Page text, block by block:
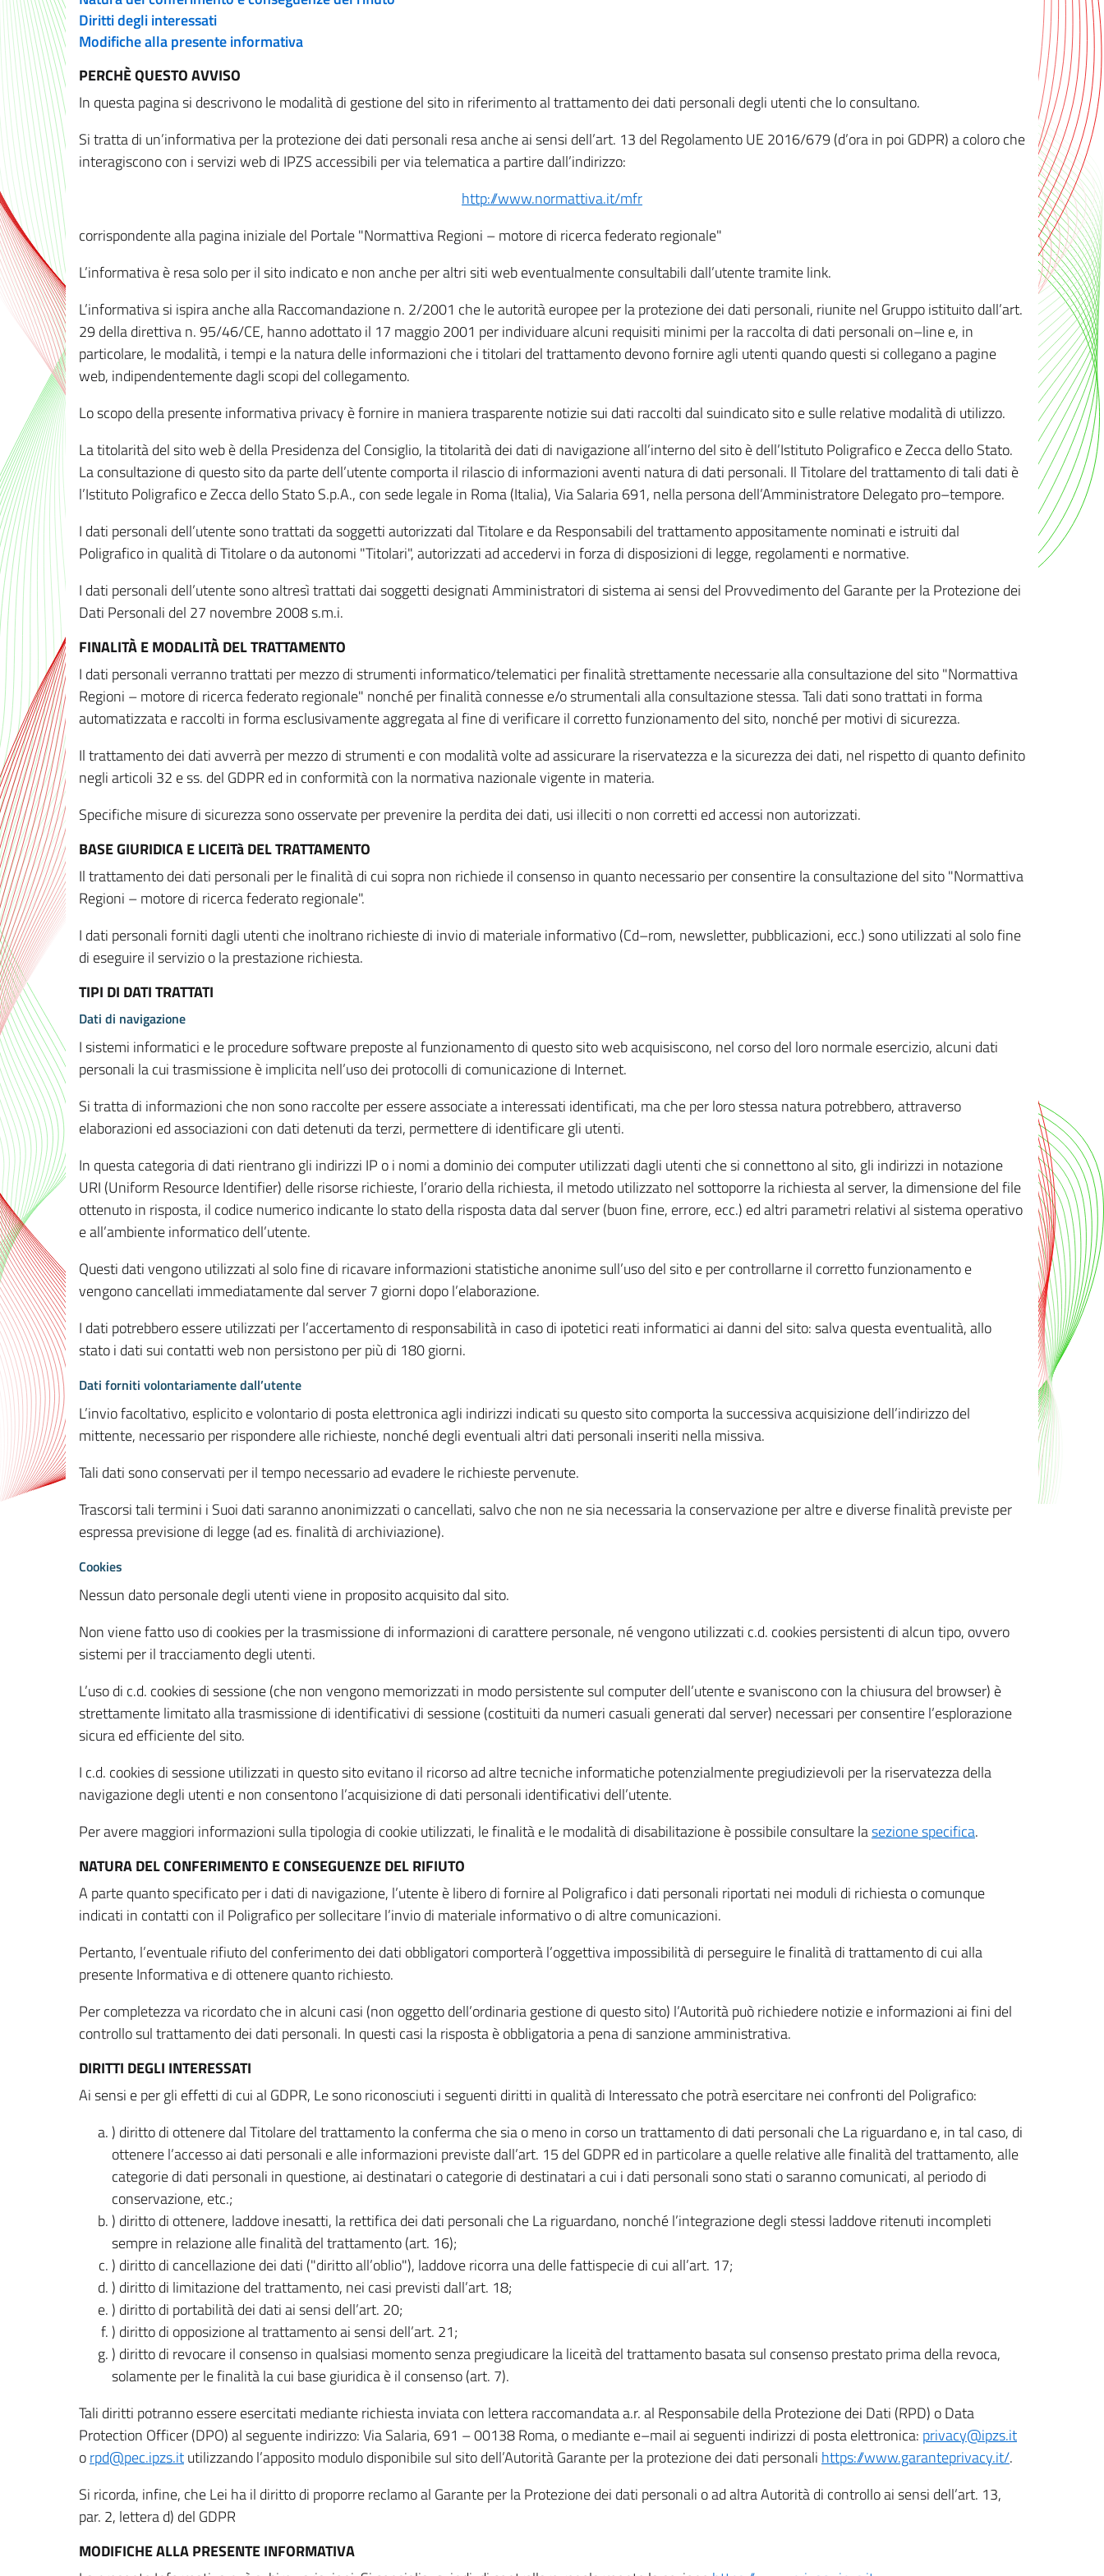
Diritti degli interessati
Modifiche alla presente informativa
PERCHÈ QUESTO AVVISO
In questa pagina si descrivono le modalità di gestione del sito in riferimento al trattamento dei dati personali degli utenti che lo consultano.
Si tratta di un’informativa per la protezione dei dati personali resa anche ai sensi dell’art. 13 del Regolamento UE 2016/679 (d’ora in poi GDPR) a coloro che
interagiscono con i servizi web di IPZS accessibili per via telematica a partire dall’indirizzo:
http://www.normattiva.it/mfr
corrispondente alla pagina iniziale del Portale "Normattiva Regioni – motore di ricerca federato regionale"
L’informativa è resa solo per il sito indicato e non anche per altri siti web eventualmente consultabili dall’utente tramite link.
L’informativa si ispira anche alla Raccomandazione n. 2/2001 che le autorità europee per la protezione dei dati personali, riunite nel Gruppo istituito dall’art.
29 della direttiva n. 95/46/CE, hanno adottato il 17 maggio 2001 per individuare alcuni requisiti minimi per la raccolta di dati personali on–line e, in
particolare, le modalità, i tempi e la natura delle informazioni che i titolari del trattamento devono fornire agli utenti quando questi si collegano a pagine
web, indipendentemente dagli scopi del collegamento.
Lo scopo della presente informativa privacy è fornire in maniera trasparente notizie sui dati raccolti dal suindicato sito e sulle relative modalità di utilizzo.
La titolarità del sito web è della Presidenza del Consiglio, la titolarità dei dati di navigazione all’interno del sito è dell’Istituto Poligrafico e Zecca dello Stato.
La consultazione di questo sito da parte dell’utente comporta il rilascio di informazioni aventi natura di dati personali. Il Titolare del trattamento di tali dati è
l’Istituto Poligrafico e Zecca dello Stato S.p.A., con sede legale in Roma (Italia), Via Salaria 691, nella persona dell’Amministratore Delegato pro–tempore.
I dati personali dell’utente sono trattati da soggetti autorizzati dal Titolare e da Responsabili del trattamento appositamente nominati e istruiti dal
Poligrafico in qualità di Titolare o da autonomi "Titolari", autorizzati ad accedervi in forza di disposizioni di legge, regolamenti e normative.
I dati personali dell’utente sono altresì trattati dai soggetti designati Amministratori di sistema ai sensi del Provvedimento del Garante per la Protezione dei
Dati Personali del 27 novembre 2008 s.m.i.
FINALITÀ E MODALITÀ DEL TRATTAMENTO
I dati personali verranno trattati per mezzo di strumenti informatico/telematici per finalità strettamente necessarie alla consultazione del sito "Normattiva
Regioni – motore di ricerca federato regionale" nonché per finalità connesse e/o strumentali alla consultazione stessa. Tali dati sono trattati in forma
automatizzata e raccolti in forma esclusivamente aggregata al fine di verificare il corretto funzionamento del sito, nonché per motivi di sicurezza.
Il trattamento dei dati avverrà per mezzo di strumenti e con modalità volte ad assicurare la riservatezza e la sicurezza dei dati, nel rispetto di quanto definito
negli articoli 32 e ss. del GDPR ed in conformità con la normativa nazionale vigente in materia.
Specifiche misure di sicurezza sono osservate per prevenire la perdita dei dati, usi illeciti o non corretti ed accessi non autorizzati.
BASE GIURIDICA E LICEITà DEL TRATTAMENTO
Il trattamento dei dati personali per le finalità di cui sopra non richiede il consenso in quanto necessario per consentire la consultazione del sito "Normattiva
Regioni – motore di ricerca federato regionale".
I dati personali forniti dagli utenti che inoltrano richieste di invio di materiale informativo (Cd–rom, newsletter, pubblicazioni, ecc.) sono utilizzati al solo fine
di eseguire il servizio o la prestazione richiesta.
TIPI DI DATI TRATTATI
Dati di navigazione
I sistemi informatici e le procedure software preposte al funzionamento di questo sito web acquisiscono, nel corso del loro normale esercizio, alcuni dati
personali la cui trasmissione è implicita nell’uso dei protocolli di comunicazione di Internet.
Si tratta di informazioni che non sono raccolte per essere associate a interessati identificati, ma che per loro stessa natura potrebbero, attraverso
elaborazioni ed associazioni con dati detenuti da terzi, permettere di identificare gli utenti.
In questa categoria di dati rientrano gli indirizzi IP o i nomi a dominio dei computer utilizzati dagli utenti che si connettono al sito, gli indirizzi in notazione
URI (Uniform Resource Identifier) delle risorse richieste, l’orario della richiesta, il metodo utilizzato nel sottoporre la richiesta al server, la dimensione del file
ottenuto in risposta, il codice numerico indicante lo stato della risposta data dal server (buon fine, errore, ecc.) ed altri parametri relativi al sistema operativo
e all’ambiente informatico dell’utente.
Questi dati vengono utilizzati al solo fine di ricavare informazioni statistiche anonime sull’uso del sito e per controllarne il corretto funzionamento e
vengono cancellati immediatamente dal server 7 giorni dopo l’elaborazione.
I dati potrebbero essere utilizzati per l’accertamento di responsabilità in caso di ipotetici reati informatici ai danni del sito: salva questa eventualità, allo
stato i dati sui contatti web non persistono per più di 180 giorni.
Dati forniti volontariamente dall’utente
L’invio facoltativo, esplicito e volontario di posta elettronica agli indirizzi indicati su questo sito comporta la successiva acquisizione dell’indirizzo del
mittente, necessario per rispondere alle richieste, nonché degli eventuali altri dati personali inseriti nella missiva.
Tali dati sono conservati per il tempo necessario ad evadere le richieste pervenute.
Trascorsi tali termini i Suoi dati saranno anonimizzati o cancellati, salvo che non ne sia necessaria la conservazione per altre e diverse finalità previste per
espressa previsione di legge (ad es. finalità di archiviazione).
Cookies
Nessun dato personale degli utenti viene in proposito acquisito dal sito.
Non viene fatto uso di cookies per la trasmissione di informazioni di carattere personale, né vengono utilizzati c.d. cookies persistenti di alcun tipo, ovvero
sistemi per il tracciamento degli utenti.
L’uso di c.d. cookies di sessione (che non vengono memorizzati in modo persistente sul computer dell’utente e svaniscono con la chiusura del browser) è
strettamente limitato alla trasmissione di identificativi di sessione (costituiti da numeri casuali generati dal server) necessari per consentire l’esplorazione
sicura ed efficiente del sito.
I c.d. cookies di sessione utilizzati in questo sito evitano il ricorso ad altre tecniche informatiche potenzialmente pregiudizievoli per la riservatezza della
navigazione degli utenti e non consentono l’acquisizione di dati personali identificativi dell’utente.
Per avere maggiori informazioni sulla tipologia di cookie utilizzati, le finalità e le modalità di disabilitazione è possibile consultare lasezione specifica.
NATURA DEL CONFERIMENTO E CONSEGUENZE DEL RIFIUTO
A parte quanto specificato per i dati di navigazione, l’utente è libero di fornire al Poligrafico i dati personali riportati nei moduli di richiesta o comunque
indicati in contatti con il Poligrafico per sollecitare l’invio di materiale informativo o di altre comunicazioni.
Pertanto, l’eventuale rifiuto del conferimento dei dati obbligatori comporterà l’oggettiva impossibilità di perseguire le finalità di trattamento di cui alla
presente Informativa e di ottenere quanto richiesto.
Per completezza va ricordato che in alcuni casi (non oggetto dell’ordinaria gestione di questo sito) l’Autorità può richiedere notizie e informazioni ai fini del
controllo sul trattamento dei dati personali. In questi casi la risposta è obbligatoria a pena di sanzione amministrativa.
DIRITTI DEGLI INTERESSATI
Ai sensi e per gli effetti di cui al GDPR, Le sono riconosciuti i seguenti diritti in qualità di Interessato che potrà esercitare nei confronti del Poligrafico:
) diritto di ottenere dal Titolare del trattamento la conferma che sia o meno in corso un trattamento di dati personali che La riguardano e, in tal caso, di
ottenere l’accesso ai dati personali e alle informazioni previste dall’art. 15 del GDPR ed in particolare a quelle relative alle finalità del trattamento, alle
categorie di dati personali in questione, ai destinatari o categorie di destinatari a cui i dati personali sono stati o saranno comunicati, al periodo di
conservazione, etc.;
) diritto di ottenere, laddove inesatti, la rettifica dei dati personali che La riguardano, nonché l’integrazione degli stessi laddove ritenuti incompleti
sempre in relazione alle finalità del trattamento (art. 16);
) diritto di cancellazione dei dati ("diritto all’oblio"), laddove ricorra una delle fattispecie di cui all’art. 17;
) diritto di limitazione del trattamento, nei casi previsti dall’art. 18;
) diritto di portabilità dei dati ai sensi dell’art. 20;
) diritto di opposizione al trattamento ai sensi dell’art. 21;
) diritto di revocare il consenso in qualsiasi momento senza pregiudicare la liceità del trattamento basata sul consenso prestato prima della revoca,
solamente per le finalità la cui base giuridica è il consenso (art. 7).
Tali diritti potranno essere esercitati mediante richiesta inviata con lettera raccomandata a.r. al Responsabile della Protezione dei Dati (RPD) o Data
Protection Officer (DPO) al seguente indirizzo: Via Salaria, 691 – 00138 Roma, o mediante e–mail ai seguenti indirizzi di posta elettronica: privacy@ipzs.it
orpd@pec.ipzs.itutilizzando l’apposito modulo disponibile sul sito dell’Autorità Garante per la protezione dei dati personali https://www.garanteprivacy.it/.
Si ricorda, infine, che Lei ha il diritto di proporre reclamo al Garante per la Protezione dei dati personali o ad altra Autorità di controllo ai sensi dell’art. 13,
par. 2, lettera d) del GDPR
MODIFICHE ALLA PRESENTE INFORMATIVA